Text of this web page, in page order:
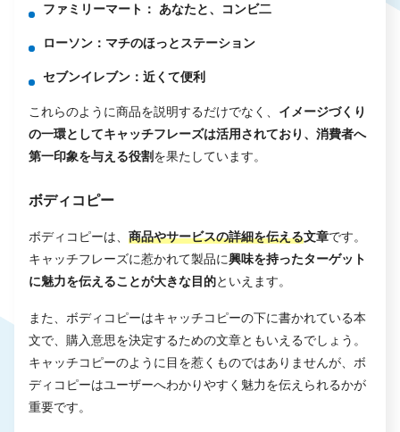
ファミリーマート： あなたと、コンビ二
ローソン：マチのほっとステーション
セブンイレブン：近くて便利
これらのように商品を説明するだけでなく、 イメージづくり
の一環としてキャッチフレーズは活用されており、消費者へ
第一印象を与える役割を果たしています。
ボディコピー
ボディコピーは、 商品やサービスの詳細を伝える文章です。
キャッチフレーズに惹かれて製品に興味を持ったターゲット
に魅力を伝えることが大きな目的といえます。
また、ボディコピーはキャッチコピーの下に書かれている本
文で、購入意思を決定するための文章ともいえるでしょう。
キャッチコピーのように目を惹くものではありませんが、ボ
ディコピーはユーザーへわかりやすく魅力を伝えられるかが
重要です。